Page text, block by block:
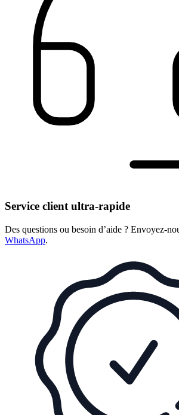
Service client ultra-rapide
Des questions ou besoin d’aide ? Envoyez-
WhatsApp.